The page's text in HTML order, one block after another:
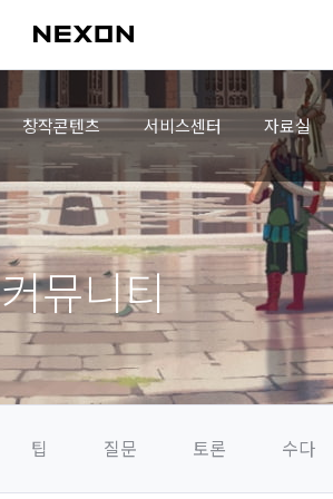
창작콘텐츠 서비스센터 자료실
커뮤니티
팁 질문 토론 수다